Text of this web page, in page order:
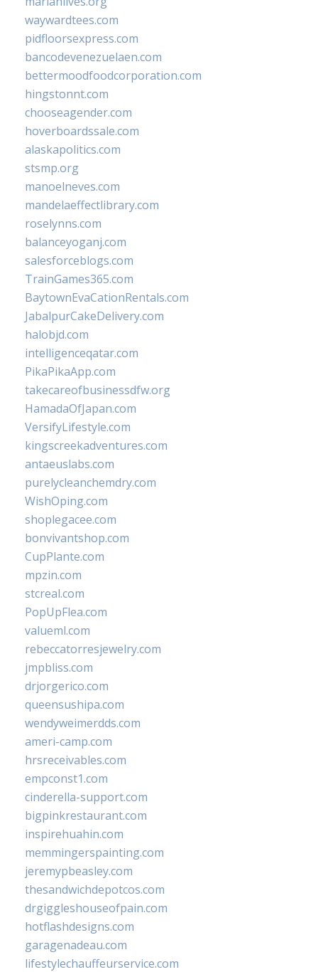
waywardtees.com
pidfloorsexpress.com
bancodevenezuelaen.com
bettermoodfoodcorporation.com
hingstonnt.com
chooseagender.com
hoverboardssale.com
alaskapolitics.com
stsmp.org
manoelneves.com
mandelaeffectlibrary.com
roselynns.com
balanceyoganj.com
salesforceblogs.com
TrainGames365.com
BaytownEvaCationRentals.com
JabalpurCakeDelivery.com
halobjd.com
intelligenceqatar.com
PikaPikaApp.com
takecareofbusinessdfw.org
HamadaOfJapan.com
VersifyLifestyle.com
kingscreekadventures.com
antaeuslabs.com
purelycleanchemdry.com
WishOping.com
shoplegacee.com
bonvivantshop.com
CupPlante.com
mpzin.com
stcreal.com
PopUpFlea.com
valueml.com
rebeccatorresjewelry.com
jmpbliss.com
drjorgerico.com
queensushipa.com
wendyweimerdds.com
ameri-camp.com
hrsreceivables.com
empconst1.com
cinderella-support.com
bigpinkrestaurant.com
inspirehuahin.com
memmingerspainting.com
jeremypbeasley.com
thesandwichdepotcos.com
drgiggleshouseofpain.com
hotflashdesigns.com
garagenadeau.com
lifestylechauffeurservice.com